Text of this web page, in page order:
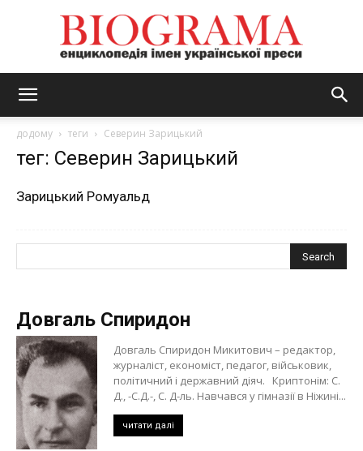
додому теги Северин Зарицький
тег: Северин Зарицький
Зарицький Ромуальд
Довгаль Спиридон
Довгаль Спиридон Микитович – редактор,
журналіст, економіст, педагог, військовик,
політичний і державний діяч. Криптонім: С.
Д., -С.Д.-, С. Д-ль. Навчався у гімназії в Ніжині...
читати далі